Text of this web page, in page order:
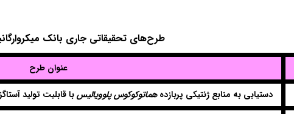
طرح‌های تحقیقاتی جاری بانک
عنوان طرح
دستیابی به منابع ژنتیکی پربازدههماتوکوکوس پلوویالیسبا قابلیت تولید